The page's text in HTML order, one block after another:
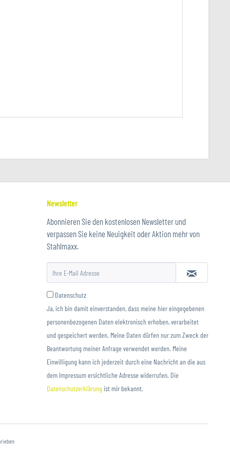
Newsletter
Abonnieren Sie den kostenlosen Newsletter und
verpassen Sie keine Neuigkeit oder Aktion mehr von
Stahlmaxx.
Datenschutz
Ja, ich bin damit einverstanden, dass meine hier eingegebenen
personenbezogenen Daten elektronisch erhoben, verarbeitet
und gespeichert werden. Meine Daten dürfen nur zum Zweck der
Beantwortung meiner Anfrage verwendet werden. Meine
Einwilligung kann ich jederzeit durch eine Nachricht an die aus
dem Impressum ersichtliche Adresse widerrufen. Die
Datenschutzerklärung ist mir bekannt.